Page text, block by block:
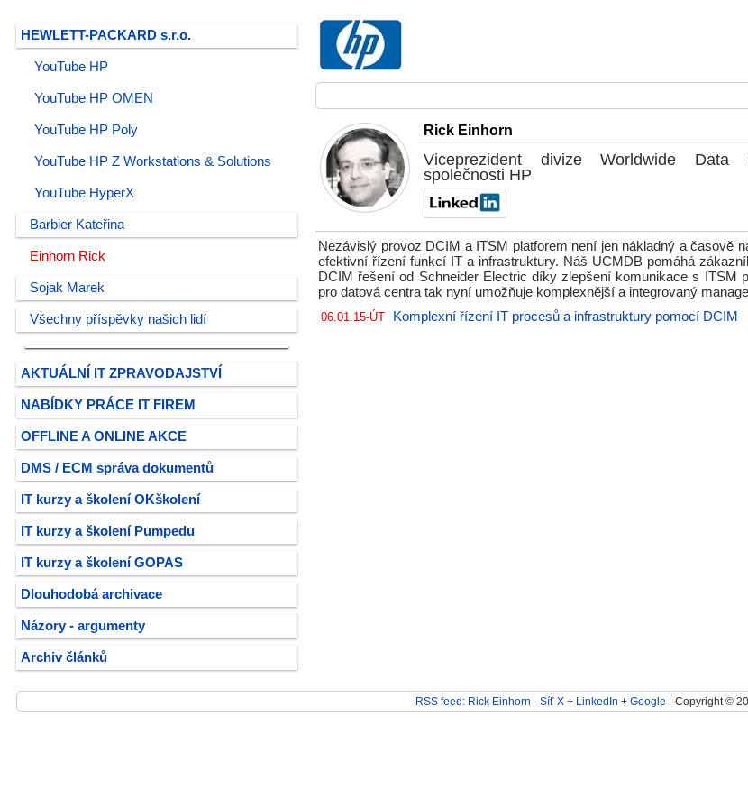
HEWLETT-PACKARD s.r.o.
YouTube HP
YouTube HP OMEN
YouTube HP Poly
YouTube HP Z Workstations & Solutions
YouTube HyperX
Barbier Kateřina
Einhorn Rick
Sojak Marek
Všechny příspěvky našich lidí
AKTUÁLNÍ IT ZPRAVODAJSTVÍ
NABÍDKY PRÁCE IT FIREM
OFFLINE A ONLINE AKCE
DMS / ECM správa dokumentů
IT kurzy a školení OKškolení
IT kurzy a školení Pumpedu
IT kurzy a školení GOPAS
Dlouhodobá archivace
Názory - argumenty
Archiv článků
Rick Einhorn
Viceprezident divize Worldwide Data
společnosti HP
Nezávislý provoz DCIM a ITSM platforem není jen nákladný a časově
efektivní řízení funkcí IT a infrastruktury. Náš UCMDB pomáhá
DCIM řešení od Schneider Electric díky zlepšení komunikace s ITSM
pro datová centra tak nyní umožňuje komplexnější a integrovaný
06.01.15-ÚT Komplexní řízení IT procesů a infrastruktury pomocí DCIM
RSS feed: Rick Einhorn - Síť X+ LinkedIn + Google - Copyright ©